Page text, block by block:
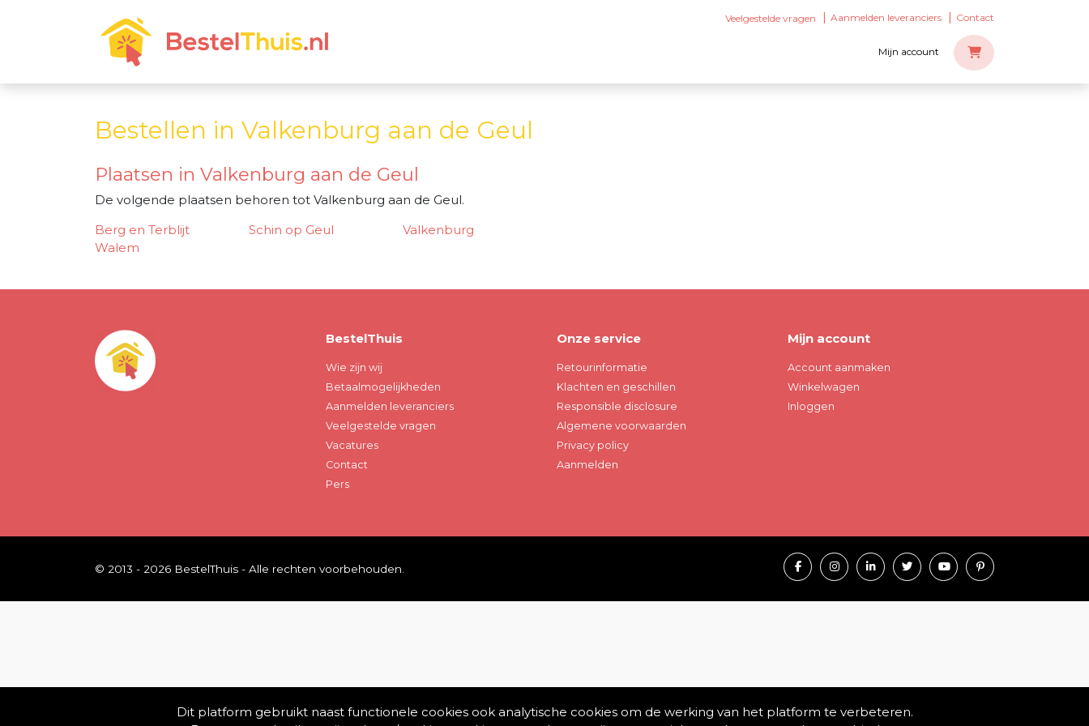
Veelgestelde vragen Aanmelden leveranciers Contact
Mijn account
Bestellen in Valkenburg aan de Geul
Plaatsen in Valkenburg aan de Geul
De volgende plaatsen behoren tot Valkenburg aan de Geul.
Berg en Terblijt
Schin op Geul
Valkenburg
Walem
BestelThuis
Wie zijn wij
Betaalmogelijkheden
Aanmelden leveranciers
Veelgestelde vragen
Vacatures
Contact
Pers
Onze service
Retourinformatie
Klachten en geschillen
Responsible disclosure
Algemene voorwaarden
Privacy policy
Aanmelden
Mijn account
Account aanmaken
Winkelwagen
Inloggen
© 2013 - 2026 BestelThuis - Alle rechten voorbehouden.
Dit platform gebruikt naast functionele cookies ook analytische cookies om de werking van het platform te verbeteren.